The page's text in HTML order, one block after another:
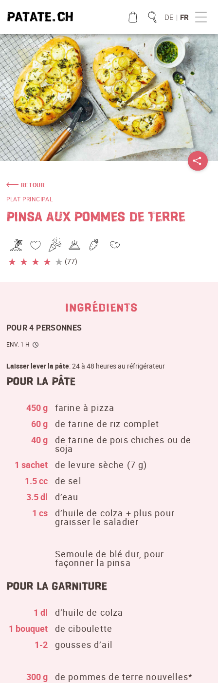
DE | FR
RETOUR
PLAT PRINCIPAL
PINSA AUX POMMES DE TERRE
★ ★ ★ ★ ★ (77)
INGRÉDIENTS
POUR 4 PERSONNES
ENV. 1 H
Laisser lever la pâte: 24 à 48 heures au réfrigérateur
pour la pâte
450 g
farine à pizza
60 g
de farine de riz complet
40 g
de farine de pois chiches ou de
soja
1 sachet
de levure sèche (7 g)
1.5 cc
de sel
3.5 dl
d’eau
1 cs
d’huile de colza + plus pour
graisser le saladier
Semoule de blé dur, pour
façonner la pinsa
pour la garniture
1 dl
d’huile de colza
1 bouquet
de ciboulette
1-2
gousses d’ail
300 g
de pommes de terre nouvelles*
QUE CHERCHEZ VOUS?